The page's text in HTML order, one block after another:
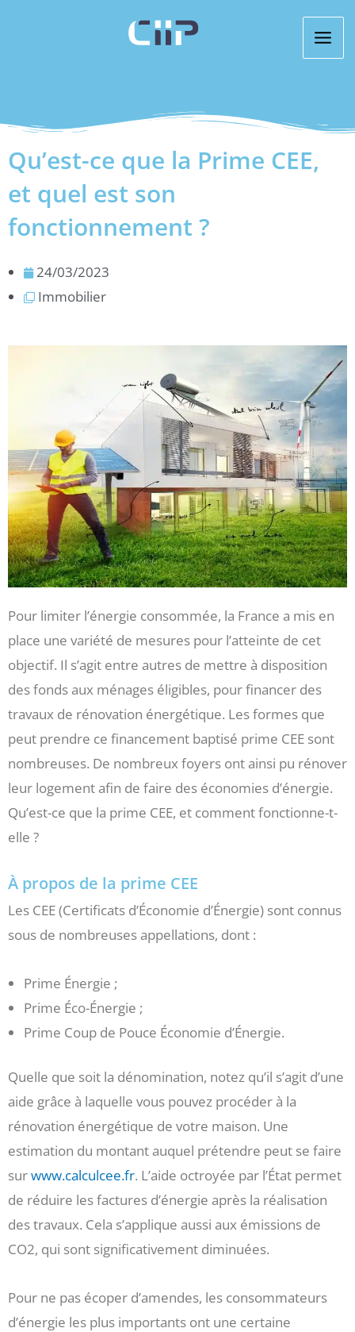
Qu’est-ce que la Prime CEE,
et quel est son
fonctionnement ?
24/03/2023
Immobilier
Pour limiter l’énergie consommée, la France a mis en
place une variété de mesures pour l’atteinte de cet
objectif. Il s’agit entre autres de mettre à disposition
des fonds aux ménages éligibles, pour financer des
travaux de rénovation énergétique. Les formes que
peut prendre ce financement baptisé prime CEE sont
nombreuses. De nombreux foyers ont ainsi pu rénover
leur logement afin de faire des économies d’énergie.
Qu’est-ce que la prime CEE, et comment fonctionne-t-
elle ?
À propos de la prime CEE
Les CEE (Certificats d’Économie d’Énergie) sont connus
sous de nombreuses appellations, dont :
Prime Énergie ;
Prime Éco-Énergie ;
Prime Coup de Pouce Économie d’Énergie.
Quelle que soit la dénomination, notez qu’il s’agit d’une
aide grâce à laquelle vous pouvez procéder à la
rénovation énergétique de votre maison. Une
estimation du montant auquel prétendre peut se faire
surwww.calculcee.fr. L’aide octroyée par l’État permet
de réduire les factures d’énergie après la réalisation
des travaux. Cela s’applique aussi aux émissions de
CO2, qui sont significativement diminuées.
Pour ne pas écoper d’amendes, les consommateurs
d’énergie les plus importants ont une certaine